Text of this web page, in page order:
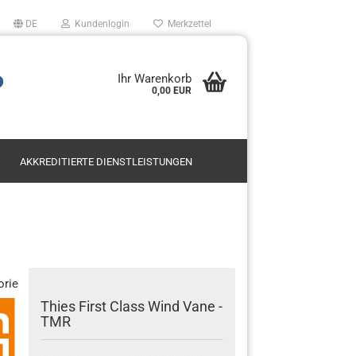
DE Kundenlogin Merkzettel
Ihr Warenkorb
0,00 EUR
Kauf
AKKREDITIERTE DIENSTLEISTUNGEN
Thies First Class Wind Vane -
TMR